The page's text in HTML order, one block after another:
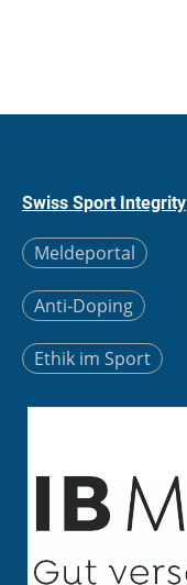
Swiss Sport Integrity
Meldeportal
Anti-Doping
Ethik im Sport